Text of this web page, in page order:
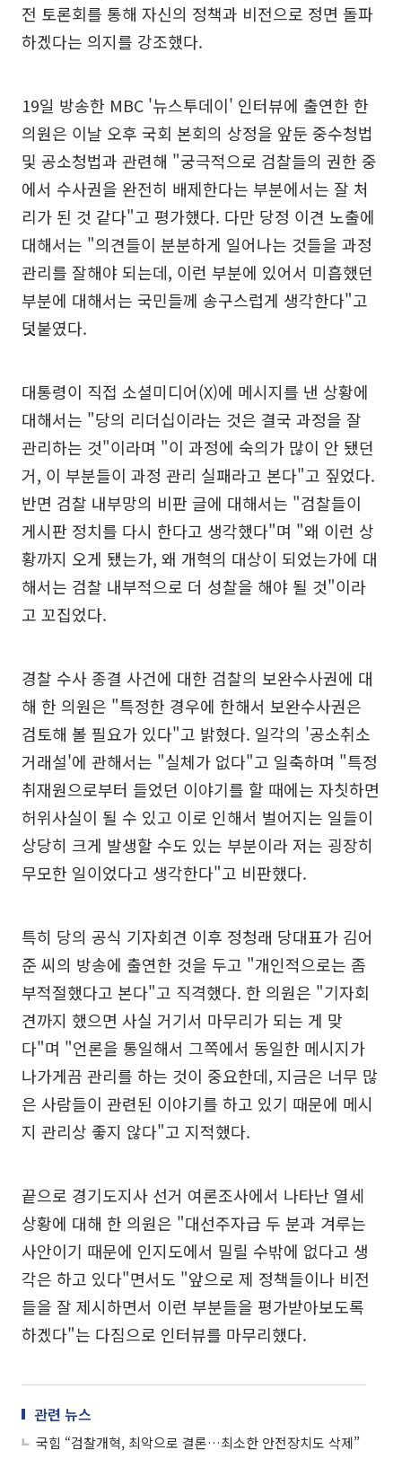
전 토론회를 통해 자신의 정책과 비전으로 정면 돌파
하겠다는 의지를 강조했다.
19일 방송한 MBC '뉴스투데이' 인터뷰에 출연한 한
의원은 이날 오후 국회 본회의 상정을 앞둔 중수청법
및 공소청법과 관련해 "궁극적으로 검찰들의 권한 중
에서 수사권을 완전히 배제한다는 부분에서는 잘 처
리가 된 것 같다"고 평가했다. 다만 당정 이견 노출에
대해서는 "의견들이 분분하게 일어나는 것들을 과정
관리를 잘해야 되는데, 이런 부분에 있어서 미흡했던
부분에 대해서는 국민들께 송구스럽게 생각한다"고
덧붙였다.
대통령이 직접 소셜미디어(X)에 메시지를 낸 상황에
대해서는 "당의 리더십이라는 것은 결국 과정을 잘
관리하는 것"이라며 "이 과정에 숙의가 많이 안 됐던
거, 이 부분들이 과정 관리 실패라고 본다"고 짚었다.
반면 검찰 내부망의 비판 글에 대해서는 "검찰들이
게시판 정치를 다시 한다고 생각했다"며 "왜 이런 상
황까지 오게 됐는가, 왜 개혁의 대상이 되었는가에 대
해서는 검찰 내부적으로 더 성찰을 해야 될 것"이라
고 꼬집었다.
경찰 수사 종결 사건에 대한 검찰의 보완수사권에 대
해 한 의원은 "특정한 경우에 한해서 보완수사권은
검토해 볼 필요가 있다"고 밝혔다. 일각의 '공소취소
거래설'에 관해서는 "실체가 없다"고 일축하며 "특정
취재원으로부터 들었던 이야기를 할 때에는 자칫하면
허위사실이 될 수 있고 이로 인해서 벌어지는 일들이
상당히 크게 발생할 수도 있는 부분이라 저는 굉장히
무모한 일이었다고 생각한다"고 비판했다.
특히 당의 공식 기자회견 이후 정청래 당대표가 김어
준 씨의 방송에 출연한 것을 두고 "개인적으로는 좀
부적절했다고 본다"고 직격했다. 한 의원은 "기자회
견까지 했으면 사실 거기서 마무리가 되는 게 맞
다"며 "언론을 통일해서 그쪽에서 동일한 메시지가
나가게끔 관리를 하는 것이 중요한데, 지금은 너무 많
은 사람들이 관련된 이야기를 하고 있기 때문에 메시
지 관리상 좋지 않다"고 지적했다.
끝으로 경기도지사 선거 여론조사에서 나타난 열세
상황에 대해 한 의원은 "대선주자급 두 분과 겨루는
사안이기 때문에 인지도에서 밀릴 수밖에 없다고 생
각은 하고 있다"면서도 "앞으로 제 정책들이나 비전
들을 잘 제시하면서 이런 부분들을 평가받아보도록
하겠다"는 다짐으로 인터뷰를 마무리했다.
관련 뉴스
국힘 “검찰개혁, 최악으로 결론…최소한 안전장치도 삭제”